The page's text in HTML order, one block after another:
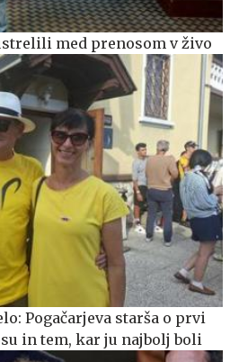
med prenosom v živo
Pogačarjeva starša o prvi
in tem, kar ju najbolj boli